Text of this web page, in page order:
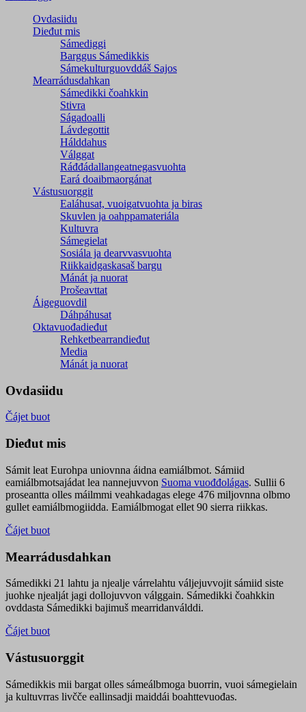
Ovdasiidu
Dieđut mis
Sámediggi
Barggus Sámedikkis
Sámekulturguovddáš Sajos
Mearrádusdahkan
Sámedikki čoahkkin
Stivra
Ságadoalli
Lávdegottit
Hálddahus
Válggat
Ráđđádallangeatnegas­vuohta
Eará doaibmaorgánat
Vástusuorggit
Ealáhusat, vuoigatvuohta ja biras
Skuvlen ja oahppamateriála
Kultuvra
Sámegielat
Sosiála ja dearvvasvuohta
Riikkaidgaskasaš bargu
Mánát ja nuorat
Prošeavttat
Áigeguovdil
Dáhpáhusat
Oktavuođadieđut
Rehketbearrandieđut
Media
Mánát ja nuorat
Ovdasiidu
Čájet buot
Dieđut mis
Sámit leat Eurohpa uniovnna áidna eamiálbmot. Sámiid
eamiálbmotsajádat lea nannejuvvon Suoma vuođđolágas. Sullii 6
proseantta olles máilmmi veahkadagas elege 476 miljovnna olbmo
gullet eamiálbmogiidda. Eamiálbmogat ellet 90 sierra riikkas.
Čájet buot
Mearrádusdahkan
Sámedikki 21 lahtu ja njealje várrelahtu váljejuvvojit sámiid siste
juohke njealját jagi dollojuvvon válggain. Sámedikki čoahkkin
ovddasta Sámedikki bajimuš mearridanválddi.
Čájet buot
Vástusuorggit
Sámedikkis mii bargat olles sámeálbmoga buorrin, vuoi sámegielain
ja kultuvrras livčče eallinsadji maiddái boahttevuođas.